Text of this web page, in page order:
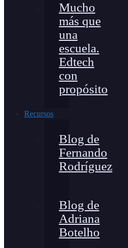
Mucho
más que
una
escuela.
Edtech
con
propósito
Recursos
Blog de
Fernando
Rodríguez
Blog de
Adriana
Botelho